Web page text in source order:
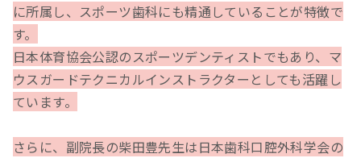
に所属し、スポーツ歯科にも精通していることが特徴で
す。
日本体育協会公認のスポーツデンティストでもあり、マ
ウスガードテクニカルインストラクターとしても活躍し
ています。
さらに、副院長の柴田豊先生は日本歯科口腔外科学会の